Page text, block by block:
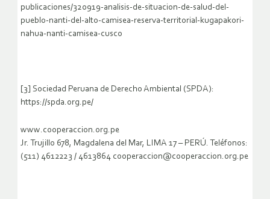
publicaciones/320919-analisis-de-situacion-de-salud-del-
pueblo-nanti-del-alto-camisea-reserva-territorial-kugapakori-
nahua-nanti-camisea-cusco
[3] Sociedad Peruana de Derecho Ambiental (SPDA):
https://spda.org.pe/
www.cooperaccion.org.pe
Jr. Trujillo 678, Magdalena del Mar, LIMA 17 – PERÚ. Teléfonos:
(511) 4612223 / 4613864 cooperaccion@cooperaccion.org.pe